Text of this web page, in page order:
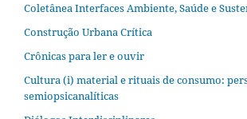
Coletânea Interfaces Ambiente, Saúde e
Construção Urbana Crítica
Crônicas para ler e ouvir
Cultura (i) material e rituais de consumo:
semiopsicanalíticas